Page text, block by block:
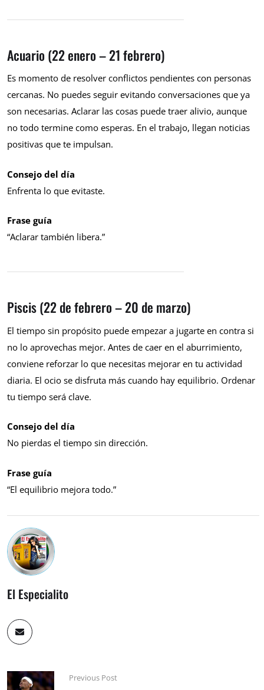
Acuario (22 enero – 21 febrero)
Es momento de resolver conflictos pendientes con personas
cercanas. No puedes seguir evitando conversaciones que ya
son necesarias. Aclarar las cosas puede traer alivio, aunque
no todo termine como esperas. En el trabajo, llegan noticias
positivas que te impulsan.
Consejo del día
Enfrenta lo que evitaste.
Frase guía
“Aclarar también libera.”
Piscis (22 de febrero – 20 de marzo)
El tiempo sin propósito puede empezar a jugarte en contra si
no lo aprovechas mejor. Antes de caer en el aburrimiento,
conviene reforzar lo que necesitas mejorar en tu actividad
diaria. El ocio se disfruta más cuando hay equilibrio. Ordenar
tu tiempo será clave.
Consejo del día
No pierdas el tiempo sin dirección.
Frase guía
“El equilibrio mejora todo.”
El Especialito
Previous Post